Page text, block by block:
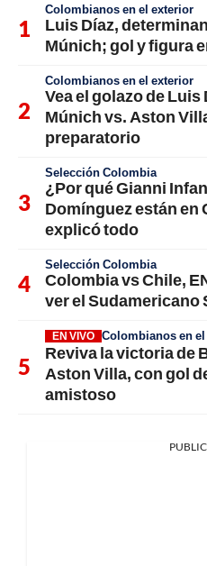
Colombianos en el exterior
Luis Díaz,
Múnich; gol y figura
Colombianos en el exterior
Vea el golazo de
Múnich vs. Aston
preparatorio
Selección Colombia
¿Por qué Gianni
Domínguez están en
explicó todo
Selección Colombia
Colombia vs Chile,
ver el Sudamericano
EN VIVO Colombianos en
Reviva la victoria de
Aston Villa, con gol
amistoso